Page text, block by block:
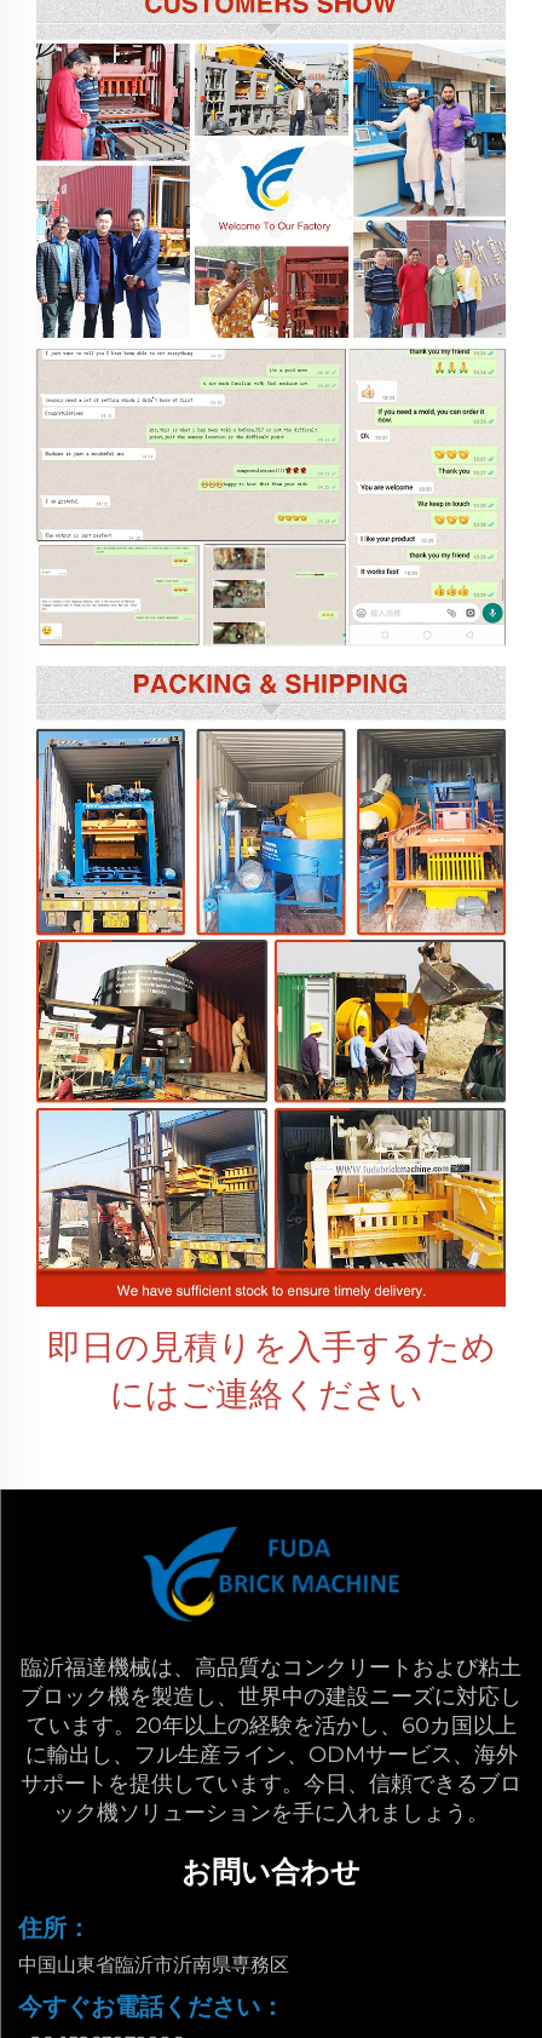
即日の見積りを入手するため
にはご連絡ください
臨沂福達機械は、高品質なコンクリートおよび粘土
ブロック機を製造し、世界中の建設ニーズに対応し
ています。20年以上の経験を活かし、60カ国以上
に輸出し、フル生産ライン、ODMサービス、海外
サポートを提供しています。今日、信頼できるブロ
ック機ソリューションを手に入れましょう。
お問い合わせ
住所：
中国山東省臨沂市沂南県専務区
今すぐお電話ください：